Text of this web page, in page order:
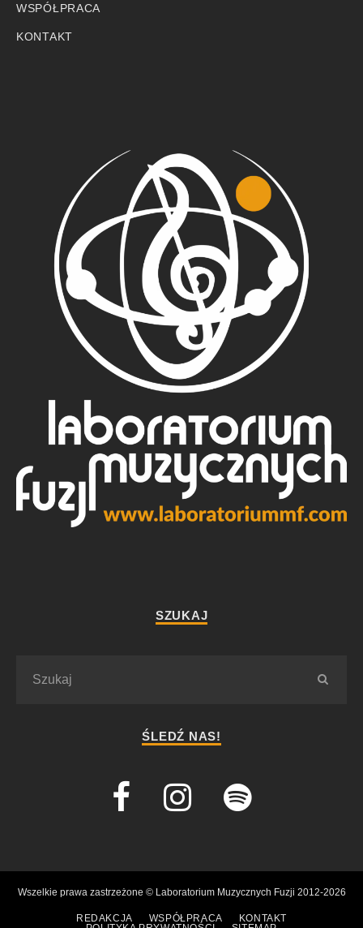
WSPÓŁPRACA
KONTAKT
SZUKAJ
ŚLEDŹ NAS!
Wszelkie prawa zastrzeżone © Laboratorium Muzycznych Fuzji 2012-2026
REDAKCJA WSPÓŁPRACA
KONTAKT